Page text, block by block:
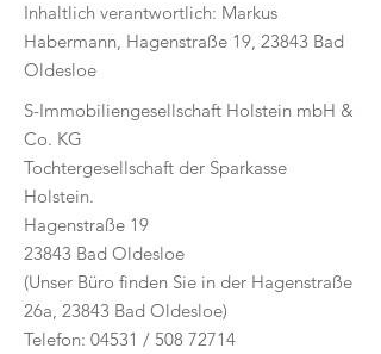
Inhaltlich verantwortlich: Markus
Habermann, Hagenstraße 19, 23843 Bad
Oldesloe
S-Immobiliengesellschaft Holstein mbH &
Co. KG
Tochtergesellschaft der Sparkasse
Holstein.
Hagenstraße 19
23843 Bad Oldesloe
(Unser Büro finden Sie in der Hagenstraße
26a, 23843 Bad Oldesloe)
Telefon: 04531 / 508 72714